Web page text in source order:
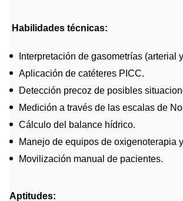
Habilidades técnicas:
Interpretación de gasometrías (arterial
Aplicación de catéteres PICC.
Detección precoz de posibles
Medición a través de las escalas de
Cálculo del balance hídrico.
Manejo de equipos de oxigenoterapia
Movilización manual de pacientes.
Aptitudes: